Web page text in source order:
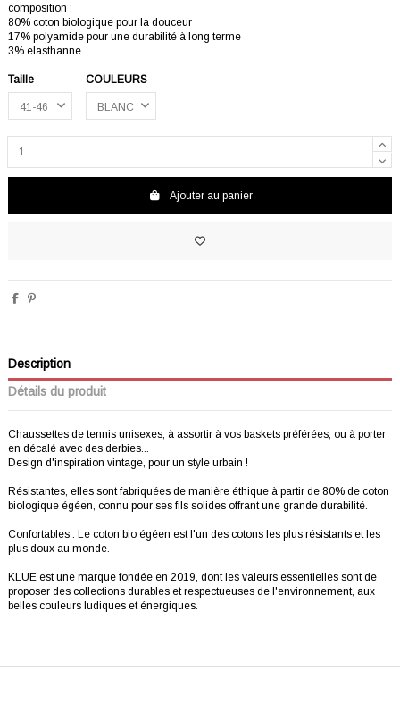
composition :
80% coton biologique pour la douceur
17% polyamide pour une durabilité à long terme
3% elasthanne
Taille COULEURS
Ajouter au panier
Description
Détails du produit
Chaussettes de tennis unisexes, à assortir à vos baskets préférées, ou à porter
en décalé avec des derbies...
Design d'inspiration vintage, pour un style urbain !
Résistantes, elles sont fabriquées de manière éthique à partir de 80% de coton
biologique égéen, connu pour ses fils solides offrant une grande durabilité.
Confortables : Le coton bio égéen est l'un des cotons les plus résistants et les
plus doux au monde.
KLUE est une marque fondée en 2019, dont les valeurs essentielles sont de
proposer des collections durables et respectueuses de l'environnement, aux
belles couleurs ludiques et énergiques.